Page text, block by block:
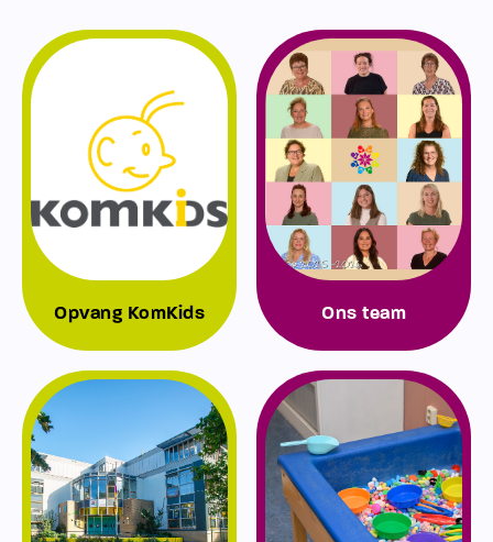
Opvang KomKids Ons team